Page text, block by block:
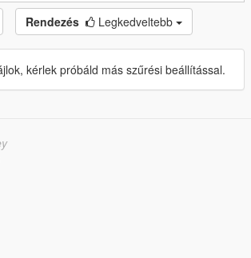
Rendezés Legkedveltebb
kérlek próbáld más szűrési beállítással.